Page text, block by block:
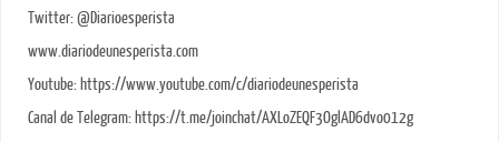
Twitter: @Diarioesperista
www.diariodeunesperista.com
Youtube: https://www.youtube.com/c/diariodeunesperista
Canal de Telegram: https://t.me/joinchat/AXLoZEQF3OglAD6dvo012g